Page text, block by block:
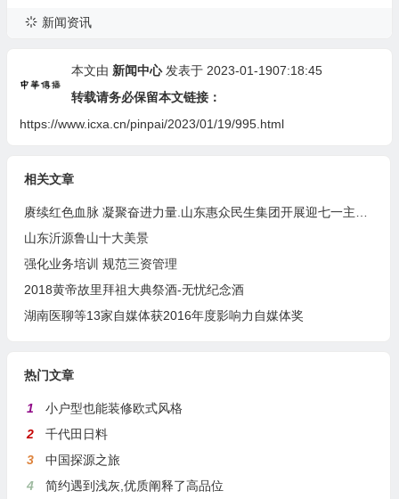
新闻资讯
本文由 新闻中心发表于 2023-01-1907:18:45
转载请务必保留本文链接：
https://www.icxa.cn/pinpai/2023/01/19/995.html
相关文章
山东沂源鲁山十大美景
强化业务培训 规范三资管理
2018黄帝故里拜祖大典祭酒-无忧纪念酒
湖南医聊等13家自媒体获2016年度影响力自媒体奖
热门文章
1
小户型也能装修欧式风格
2
千代田日料
3
中国探源之旅
4
简约遇到浅灰,优质阐释了高品位